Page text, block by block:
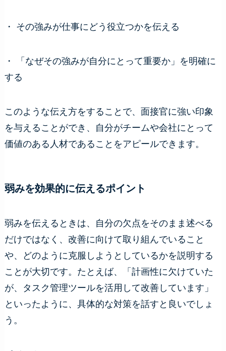
・ その強みが仕事にどう役立つかを伝える
・ 「なぜその強みが自分にとって重要か」を明確に
する
このような伝え方をすることで、面接官に強い印象
を与えることができ、自分がチームや会社にとって
価値のある人材であることをアピールできます。
弱みを効果的に伝えるポイント
弱みを伝えるときは、自分の欠点をそのまま述べる
だけではなく、改善に向けて取り組んでいること
や、どのように克服しようとしているかを説明する
ことが大切です。たとえば、「計画性に欠けていた
が、タスク管理ツールを活用して改善しています」
といったように、具体的な対策を話すと良いでしょ
う。